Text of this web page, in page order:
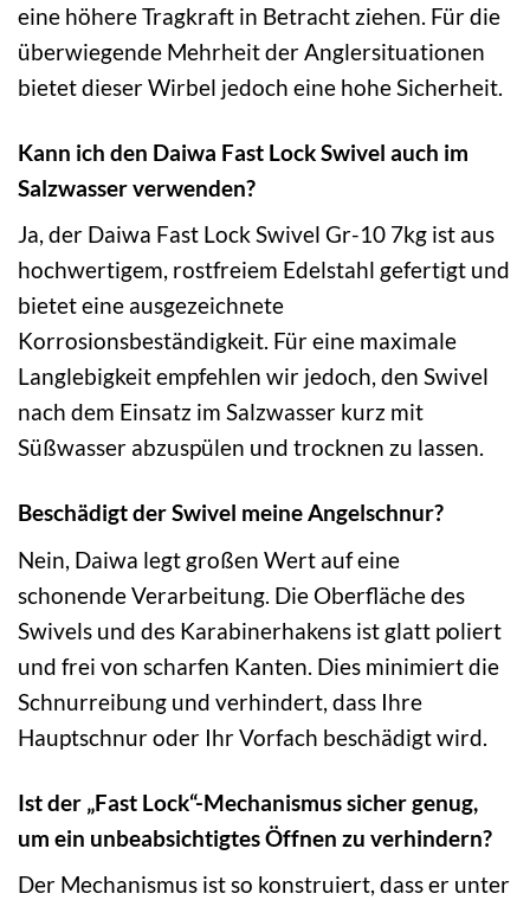
eine höhere Tragkraft in Betracht ziehen. Für die
überwiegende Mehrheit der Anglersituationen
bietet dieser Wirbel jedoch eine hohe Sicherheit.
Kann ich den Daiwa Fast Lock Swivel auch im
Salzwasser verwenden?
Ja, der Daiwa Fast Lock Swivel Gr-10 7kg ist aus
hochwertigem, rostfreiem Edelstahl gefertigt und
bietet eine ausgezeichnete
Korrosionsbeständigkeit. Für eine maximale
Langlebigkeit empfehlen wir jedoch, den Swivel
nach dem Einsatz im Salzwasser kurz mit
Süßwasser abzuspülen und trocknen zu lassen.
Beschädigt der Swivel meine Angelschnur?
Nein, Daiwa legt großen Wert auf eine
schonende Verarbeitung. Die Oberfläche des
Swivels und des Karabinerhakens ist glatt poliert
und frei von scharfen Kanten. Dies minimiert die
Schnurreibung und verhindert, dass Ihre
Hauptschnur oder Ihr Vorfach beschädigt wird.
Ist der „Fast Lock“-Mechanismus sicher genug,
um ein unbeabsichtigtes Öffnen zu verhindern?
Der Mechanismus ist so konstruiert, dass er unter